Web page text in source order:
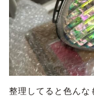
整理してると色んな